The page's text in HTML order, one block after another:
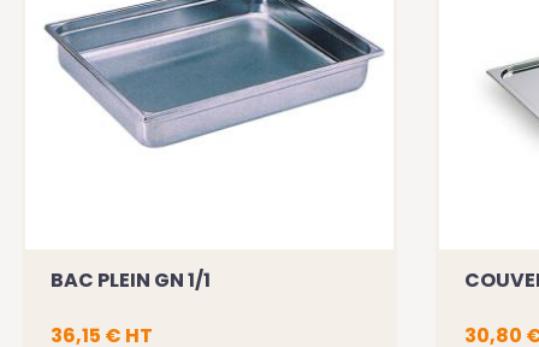
BAC PLEIN GN 1/1
36,15 € HT
30,80